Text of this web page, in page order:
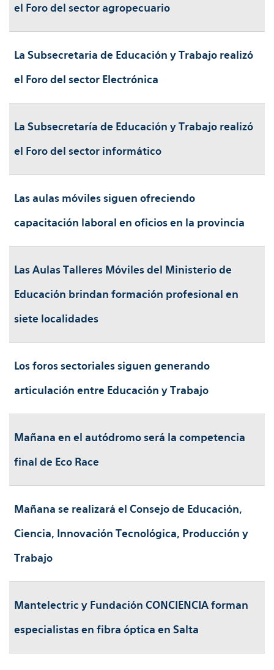
el Foro del sector agropecuario
La Subsecretaria de Educación y Trabajo realizó
el Foro del sector Electrónica
La Subsecretaría de Educación y Trabajo realizó
el Foro del sector informático
Las aulas móviles siguen ofreciendo
capacitación laboral en oficios en la provincia
Las Aulas Talleres Móviles del Ministerio de
Educación brindan formación profesional en
siete localidades
Los foros sectoriales siguen generando
articulación entre Educación y Trabajo
Mañana en el autódromo será la competencia
final de Eco Race
Mañana se realizará el Consejo de Educación,
Ciencia, Innovación Tecnológica, Producción y
Trabajo
Mantelectric y Fundación CONCIENCIA forman
especialistas en fibra óptica en Salta